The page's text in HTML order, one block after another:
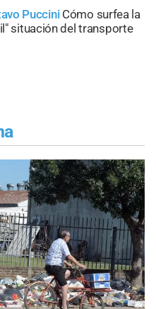
Puccini Cómo surfea la
situación del transporte